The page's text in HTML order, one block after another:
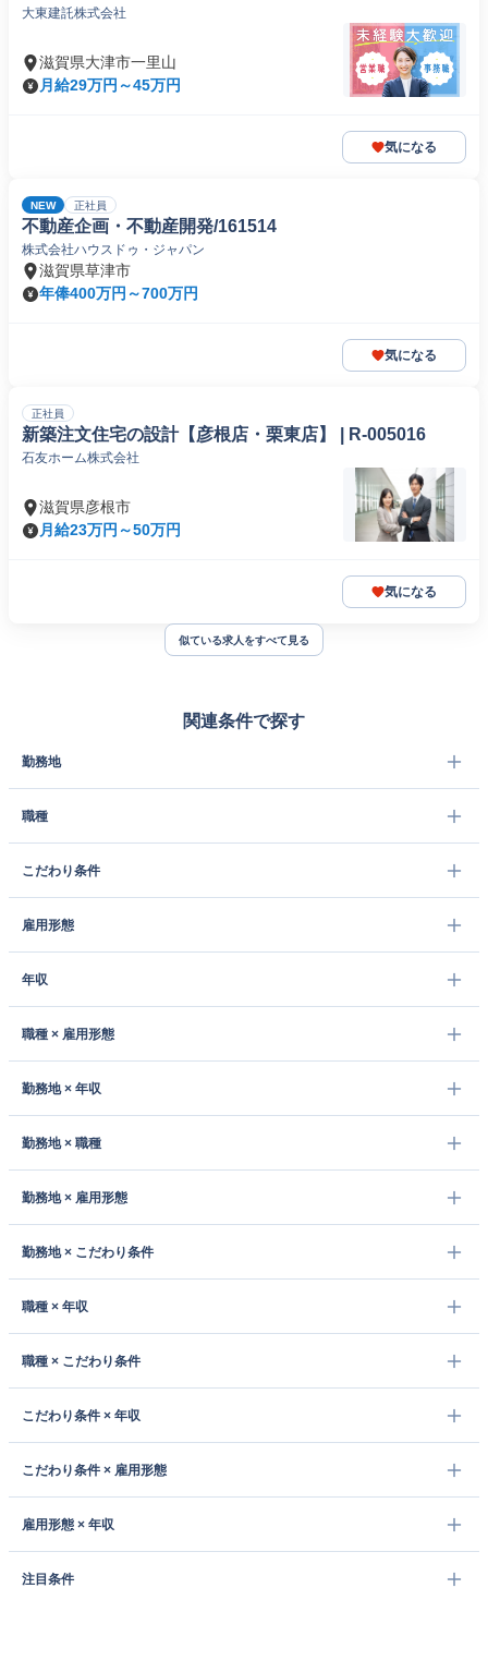
大東建託株式会社
滋賀県大津市一里山
月給29万円～45万円
気になる
NEW 正社員
不動産企画・不動産開発/161514
株式会社ハウスドゥ・ジャパン
滋賀県草津市
年俸400万円～700万円
気になる
正社員
新築注文住宅の設計【彦根店・栗東店】 | R-005016
石友ホーム株式会社
滋賀県彦根市
月給23万円～50万円
気になる
似ている求人をすべて見る
関連条件で探す
勤務地
職種
こだわり条件
雇用形態
年収
職種 × 雇用形態
勤務地 × 年収
勤務地 × 職種
勤務地 × 雇用形態
勤務地 × こだわり条件
職種 × 年収
職種 × こだわり条件
こだわり条件 × 年収
こだわり条件 × 雇用形態
雇用形態 × 年収
注目条件